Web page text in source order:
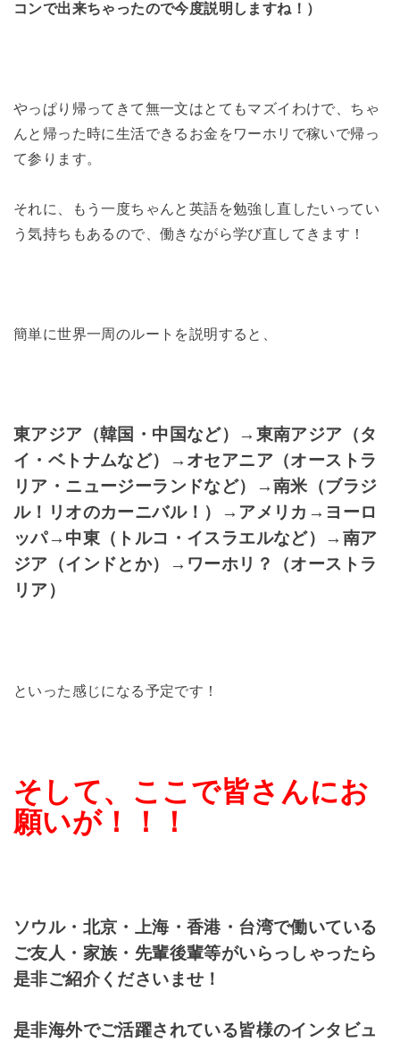
コンで出来ちゃったので今度説明しますね！）
やっぱり帰ってきて無一文はとてもマズイわけで、ちゃ
んと帰った時に生活できるお金をワーホリで稼いで帰っ
て参ります。
それに、もう一度ちゃんと英語を勉強し直したいってい
う気持ちもあるので、働きながら学び直してきます！
簡単に世界一周のルートを説明すると、
東アジア（韓国・中国など）→東南アジア（タ
イ・ベトナムなど）→オセアニア（オーストラ
リア・ニュージーランドなど）→南米（ブラジ
ル！リオのカーニバル！）→アメリカ→ヨーロ
ッパ→中東（トルコ・イスラエルなど）→南ア
ジア（インドとか）→ワーホリ？（オーストラ
リア）
といった感じになる予定です！
そして、ここで皆さんにお
願いが！！！
ソウル・北京・上海・香港・台湾で働いている
ご友人・家族・先輩後輩等がいらっしゃったら
是非ご紹介くださいませ！
是非海外でご活躍されている皆様のインタビュ